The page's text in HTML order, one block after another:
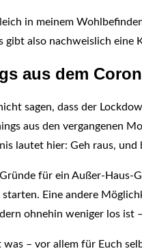
in meinem
gibt also nachweislich
aus dem
sagen, dass der
aus den vergangenen
lautet hier: Geh raus, und
für ein Außer-Haus-
starten. Eine andere
ohnehin weniger los ist
– vor allem für Euch